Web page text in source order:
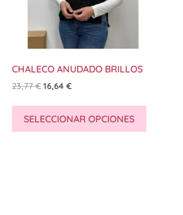
CHALECO ANUDADO BRILLOS
23,77€ 16,64 €
SELECCIONAR OPCIONES